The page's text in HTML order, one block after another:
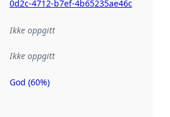
0d2c-4712-b7ef-4b65235ae46c
Ikke oppgitt
Ikke oppgitt
Metadatakvalitet
God (60%)